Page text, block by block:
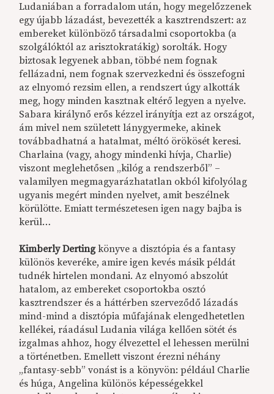
Ludaniában a forradalom után, hogy megelőzzenek
egy újabb lázadást, bevezették a kasztrendszert: az
embereket különböző társadalmi csoportokba (a
szolgálóktól az arisztokratákig) sorolták. Hogy
biztosak legyenek abban, többé nem fognak
fellázadni, nem fognak szervezkedni és összefogni
az elnyomó rezsim ellen, a rendszert úgy alkották
meg, hogy minden kasztnak eltérő legyen a nyelve.
Sabara királynő erős kézzel irányítja ezt az országot,
ám mivel nem született lánygyermeke, akinek
továbbadhatná a hatalmat, méltó örökösét keresi.
Charlaina (vagy, ahogy mindenki hívja, Charlie)
viszont meglehetősen „kilóg a rendszerből” –
valamilyen megmagyarázhatatlan okból kifolyólag
ugyanis megért minden nyelvet, amit beszélnek
körülötte. Emiatt természetesen igen nagy bajba is
kerül…
Kimberly Dertingkönyve a disztópia és a fantasy
különös keveréke, amire igen kevés másik példát
tudnék hirtelen mondani. Az elnyomó abszolút
hatalom, az embereket csoportokba osztó
kasztrendszer és a háttérben szerveződő lázadás
mind-mind a disztópia műfajának elengedhetetlen
kellékei, ráadásul Ludania világa kellően sötét és
izgalmas ahhoz, hogy élvezettel el lehessen merülni
a történetben. Emellett viszont érezni néhány
„fantasy-sebb” vonást is a könyvön: például Charlie
és húga, Angelina különös képességekkel